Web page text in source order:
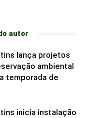
autor
lança projetos
ambiental
temporada de
inicia instalação